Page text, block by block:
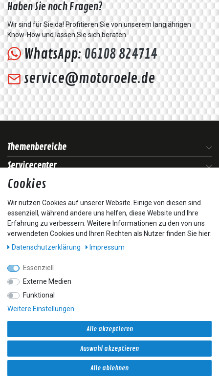
Haben Sie noch Fragen?
Wir sind für Sie da! Profitieren Sie von unserem langjährigen
Know-How und lassen Sie sich beraten.
WhatsApp:06108 824714
service@motoroele.de
Themenbereiche
Servicecenter
Mein Konto
Zahlungsoptionen
Versandoptionen
* Alle Preise inkl. gesetzl. Mehrwertsteuer zzgl. Versandkosten und ggf.
Cookies
Wir nutzen Cookies auf unserer Website. Einige von diesen sind
essenziell, während andere uns helfen, diese Website und Ihre
Erfahrung zu verbessern. Weitere Informationen zu den von uns
verwendeten Cookies und Ihren Rechten als Nutzer finden Sie hier:
Daten­schutz­erklärung
Impressum
Essenziell
Externe Medien
Funktional
Weitere Einstellungen
Alle akzeptieren
Auswahl akzeptieren
Alle ablehnen